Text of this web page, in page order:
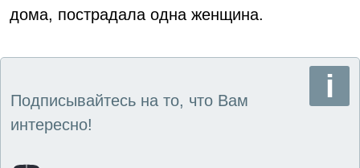
дома, пострадала одна женщина.
Подписывайтесь на то, что Вам
интересно!